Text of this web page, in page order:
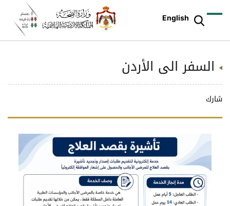
English
السفر الى الأردن
شارك